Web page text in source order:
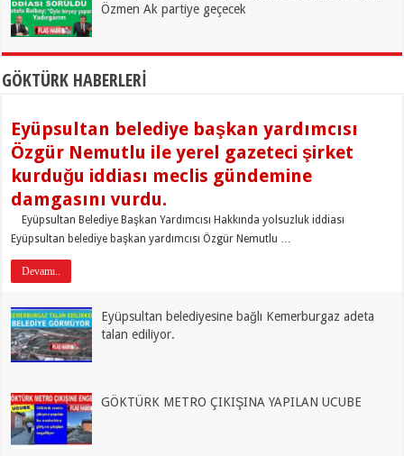
Özmen Ak partiye geçecek
GÖKTÜRK HABERLERİ
Eyüpsultan belediye başkan yardımcısı
Özgür Nemutlu ile yerel gazeteci şirket
kurduğu iddiası meclis gündemine
damgasını vurdu.
Eyüpsultan Belediye Başkan Yardımcısı Hakkında yolsuzluk iddiası
Eyüpsultan belediye başkan yardımcısı Özgür Nemutlu …
Devamı..
Eyüpsultan belediyesine bağlı Kemerburgaz adeta
talan ediliyor.
GÖKTÜRK METRO ÇIKIŞINA YAPILAN UCUBE